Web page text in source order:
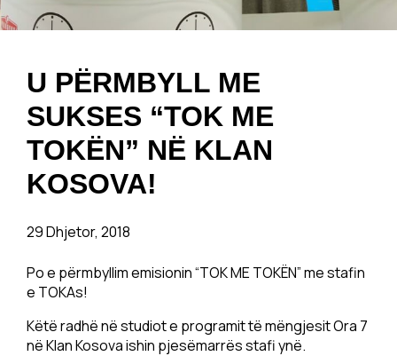
U PËRMBYLL ME
SUKSES “TOK ME
TOKËN” NË KLAN
KOSOVA!
29 Dhjetor, 2018
Po e përmbyllim emisionin “TOK ME TOKËN” me stafin
e TOKAs!
Këtë radhë në studiot e programit të mëngjesit Ora 7
në Klan Kosova ishin pjesëmarrës stafi ynë.